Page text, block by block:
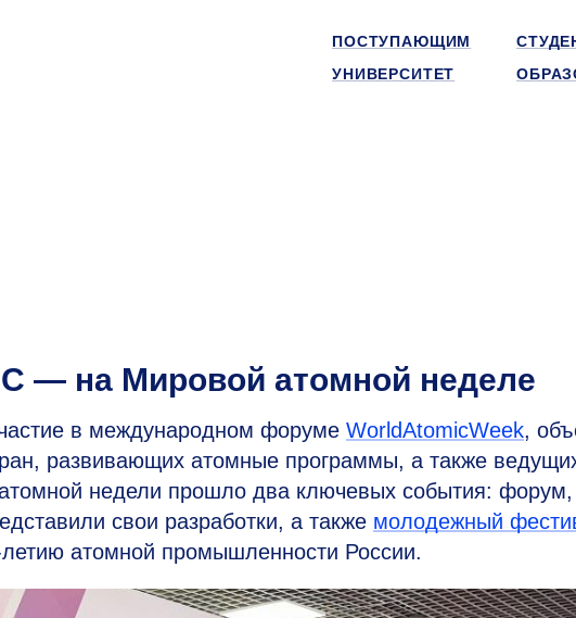
ПОСТУПАЮЩИМ
УНИВЕРСИТЕТ
— на Мировой атомной неделе
в международном форуме WorldAtomicWeek,
развивающих атомные программы, а также
недели прошло два ключевых события: форум,
свои разработки, а также молодежный
атомной промышленности России.